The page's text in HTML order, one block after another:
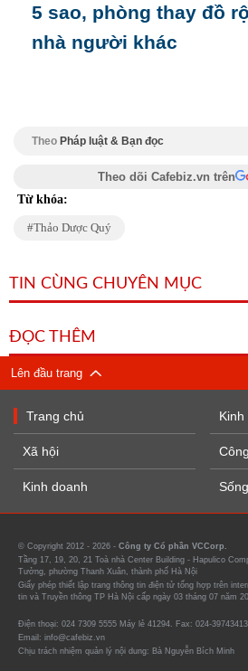
5 sao, phòng thay đồ
nhà người khác
Theo Pháp luật & Bạn đọc
Theo dõi Cafebiz.vn trên
Từ khóa:
Thảo Dược Quý
TIN CÙNG CHUYÊN MỤC
ĐỌC THÊM
Lên đầu trang
Trang chủ
Xã hội
Kinh doanh Sống
© Copyright 2012 - 2026 - Công ty Cổ phần VCCorp.
Tầng 17, 19, 20, 21 Toà nhà Center Building - Hapulico
Tưởng, phường Thanh Xuân, thành phố Hà Nội
Giấy phép thiết lập trang thông tin điện tử tổng hợp trên
tin và Truyền thông TP Hà Nội cấp ngày 03 tháng 07 năm
Điện thoại: 024 7309 5555 Máy lẻ 41294. Fax: 024-39743413
Email: info@cafebiz.vn
Chịu trách nhiệm quản lý nội dung: Bà Nguyễn Bích Minh